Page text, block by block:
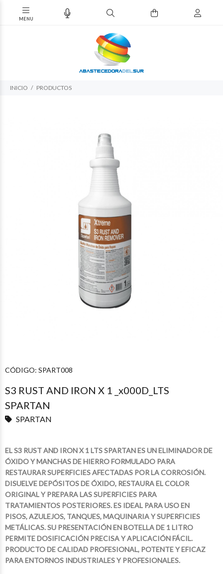
INICIO PRODUCTOS
CÓDIGO: SPART008
S3 RUST AND IRON X 1 _x000D_LTS
SPARTAN
SPARTAN
EL S3 RUST AND IRON X 1 LTS SPARTAN ES UN ELIMINADOR DE
ÓXIDO Y MANCHAS DE HIERRO FORMULADO PARA
RESTAURAR SUPERFICIES AFECTADAS POR LA CORROSIÓN.
DISUELVE DEPÓSITOS DE ÓXIDO, RESTAURA EL COLOR
ORIGINAL Y PREPARA LAS SUPERFICIES PARA
TRATAMIENTOS POSTERIORES. ES IDEAL PARA USO EN
PISOS, AZULEJOS, TANQUES, MAQUINARIA Y SUPERFICIES
METÁLICAS. SU PRESENTACIÓN EN BOTELLA DE 1 LITRO
PERMITE DOSIFICACIÓN PRECISA Y APLICACIÓN FÁCIL.
PRODUCTO DE CALIDAD PROFESIONAL, POTENTE Y EFICAZ
PARA ENTORNOS INDUSTRIALES Y PROFESIONALES.